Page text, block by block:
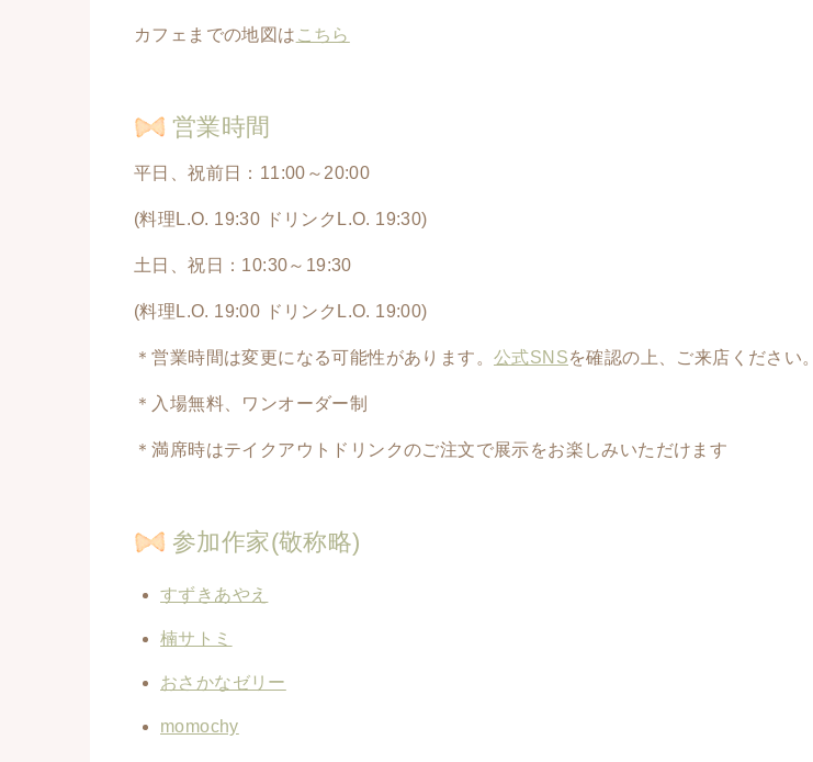
カフェまでの地図は こちら
営業時間
平日、祝前日：11:00～20:00
(料理L.O. 19:30 ドリンクL.O. 19:30)
土日、祝日：10:30～19:30
(料理L.O. 19:00 ドリンクL.O. 19:00)
＊営業時間は変更になる可能性があります。 公式SNSを確認の上、ご来店ください。
＊入場無料、ワンオーダー制
＊満席時はテイクアウトドリンクのご注文で展示をお楽しみいただけます
参加作家(敬称略)
すずきあやえ
楠サトミ
おさかなゼリー
momochy